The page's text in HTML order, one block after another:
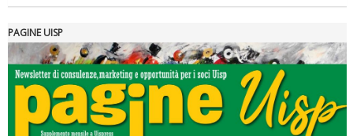
Tiziano Pesce a Radio InBlu2000 traccia il bilancio della stagione
PAGINE UISP